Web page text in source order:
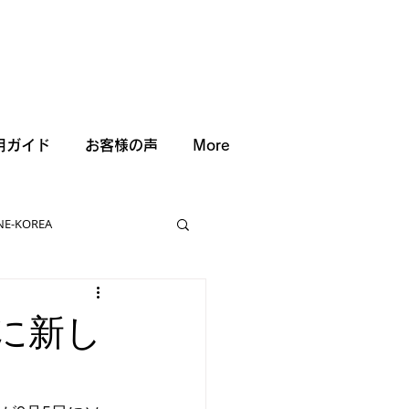
ガイド お客様の声 More
KOREA
新し